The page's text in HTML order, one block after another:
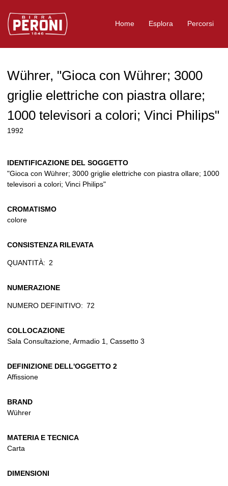
Logo Birra Peroni
Home Esplora Percorsi
Wührer, "Gioca con Wührer; 3000
griglie elettriche con piastra ollare;
1000 televisori a colori; Vinci Philips"
1992
IDENTIFICAZIONE DEL SOGGETTO
"Gioca con Wührer; 3000 griglie elettriche con piastra ollare; 1000
televisori a colori; Vinci Philips"
CROMATISMO
colore
CONSISTENZA RILEVATA
QUANTITÀ: 2
NUMERAZIONE
NUMERO DEFINITIVO: 72
COLLOCAZIONE
Sala Consultazione, Armadio 1, Cassetto 3
DEFINIZIONE DELL'OGGETTO 2
Affissione
BRAND
Wührer
MATERIA E TECNICA
Carta
DIMENSIONI